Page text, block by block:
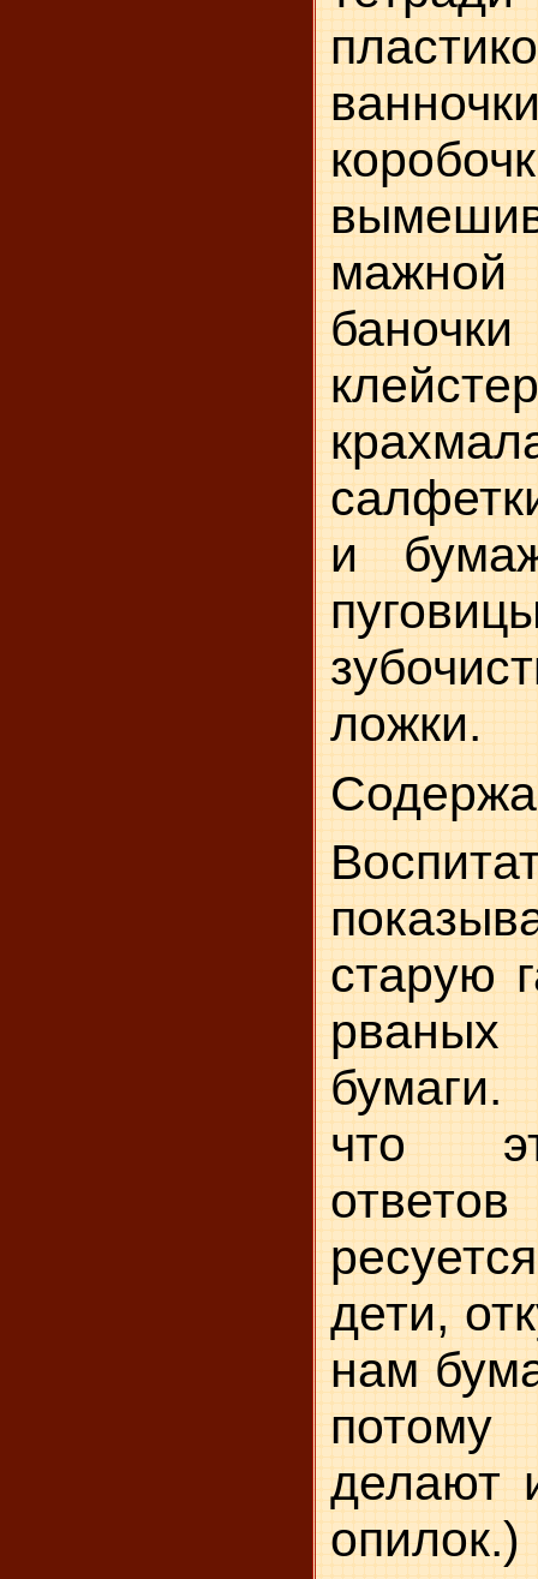
и
ложки.
старую
что
дети,
нам
делают
опилок.)